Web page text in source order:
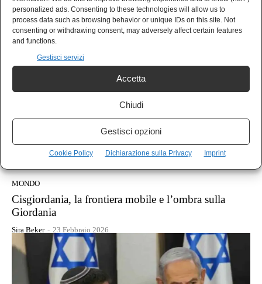
personalized ads. Consenting to these technologies will allow us to
process data such as browsing behavior or unique IDs on this site. Not
consenting or withdrawing consent, may adversely affect certain features
and functions.
Gestisci servizi
Accetta
Chiudi
Gestisci opzioni
Cookie Policy Dichiarazione sulla Privacy Imprint
palestinesi
Zela Santi - 27 Febbraio 2026
MONDO
Cisgiordania, la frontiera mobile e l’ombra sulla
Giordania
Sira Beker - 23 Febbraio 2026